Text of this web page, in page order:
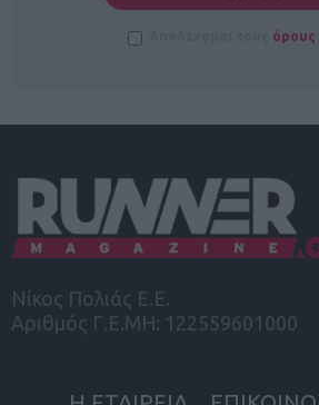
όρους
Νίκος Πολιάς Ε.Ε.
Αριθμός Γ.Ε.ΜΗ: 122559601000